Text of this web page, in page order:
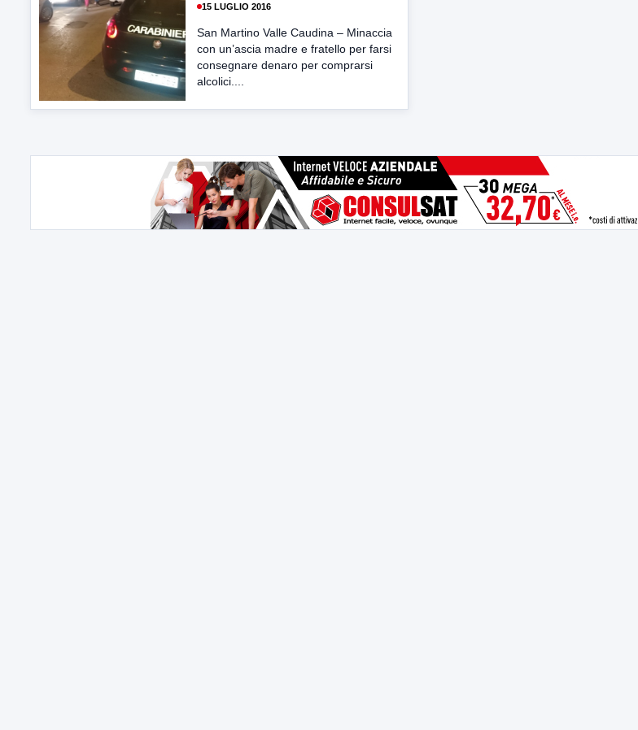
15 LUGLIO 2016
San Martino Valle Caudina – Minaccia
con un’ascia madre e fratello per farsi
consegnare denaro per comprarsi
alcolici....